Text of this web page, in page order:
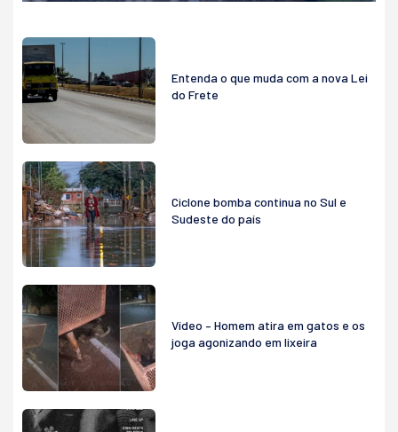
Entenda o que muda com a nova Lei
do Frete
Ciclone bomba continua no Sul e
Sudeste do país
Vídeo – Homem atira em gatos e os
joga agonizando em lixeira